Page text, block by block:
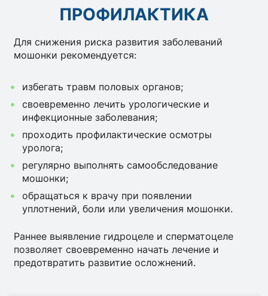
ПРОФИЛАКТИКА
Для снижения риска развития заболеваний
мошонки рекомендуется:
избегать травм половых органов;
своевременно лечить урологические и
инфекционные заболевания;
проходить профилактические осмотры
уролога;
регулярно выполнять самообследование
мошонки;
обращаться к врачу при появлении
уплотнений, боли или увеличения мошонки.
Раннее выявление гидроцеле и сперматоцеле
позволяет своевременно начать лечение и
предотвратить развитие осложнений.